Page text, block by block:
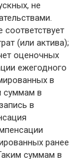
не
(или актива);
оценочных
ежегодного
в
суммам в
в
ранее
суммам в